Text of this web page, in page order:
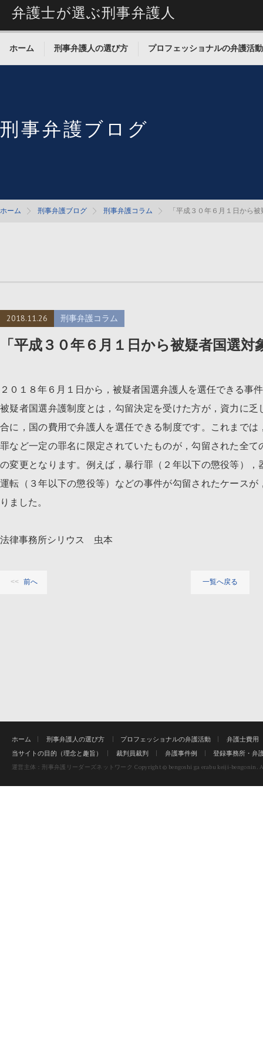
弁護士が選ぶ刑事弁護人
ホーム 刑事弁護人の選び方 プロフェッショナルの弁護活動
刑事弁護ブログ
ホーム 刑事弁護ブログ 刑事弁護コラム 「平成３０年６月１日から
2018.11.26 刑事弁護コラム
「平成３０年６月１日から被疑者国選
２０１８年６月１日から，被疑者国選弁護人を選任できる事
被疑者国選弁護制度とは，勾留決定を受けた方が，資力に
合に，国の費用で弁護人を選任できる制度です。これまで
罪など一定の罪名に限定されていたものが，勾留された全
の変更となります。例えば，暴行罪（２年以下の懲役等）
運転（３年以下の懲役等）などの事件が勾留されたケース
りました。
法律事務所シリウス 虫本
前へ 一覧へ戻る
ホーム 刑事弁護人の選び方 プロフェッショナルの弁護活動
弁護士費用
当サイトの目的（理念と趣旨）
裁判員裁判 弁護事件例 登録事務所・弁
運営主体：刑事弁護リーダーズネットワークCopyright © bengoshi ga erabu keiji-bengonin.